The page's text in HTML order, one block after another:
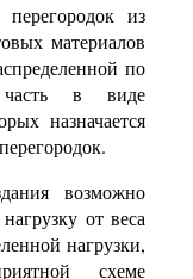
из
материалов
по
часть в виде
назначается
возможно
от веса
нагрузки,
схеме